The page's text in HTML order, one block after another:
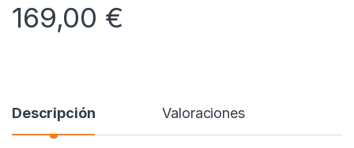
169,00 €
Descripción Valoraciones